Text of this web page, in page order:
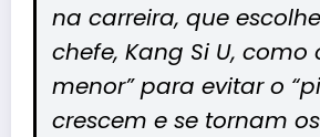
na carreira, que
chefe, Kang Si U, como
menor” para evitar o
crescem e se tornam os